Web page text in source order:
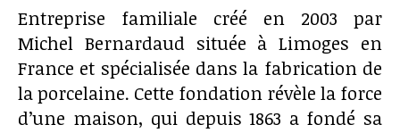
Entreprise familiale créé en 2003 par
Michel Bernardaud située à Limoges en
France et spécialisée dans la fabrication de
la porcelaine. Cette fondation révèle la force
d’une maison, qui depuis 1863 a fondé sa